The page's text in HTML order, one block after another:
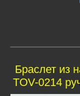
Браслет из
TOV-0214